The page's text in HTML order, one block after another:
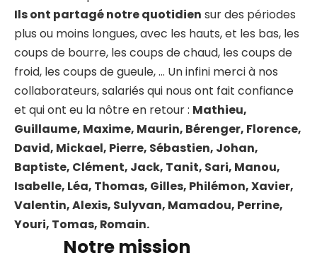
Ils ont partagé notre quotidien sur des périodes
plus ou moins longues, avec les hauts, et les bas, les
coups de bourre, les coups de chaud, les coups de
froid, les coups de gueule, … Un infini merci à nos
collaborateurs, salariés qui nous ont fait confiance
et qui ont eu la nôtre en retour : Mathieu,
Guillaume, Maxime, Maurin, Bérenger, Florence,
David, Mickael, Pierre, Sébastien, Johan,
Baptiste, Clément, Jack, Tanit, Sari, Manou,
Isabelle, Léa, Thomas, Gilles, Philémon, Xavier,
Valentin, Alexis, Sulyvan, Mamadou, Perrine,
Youri, Tomas, Romain.
Notre mission